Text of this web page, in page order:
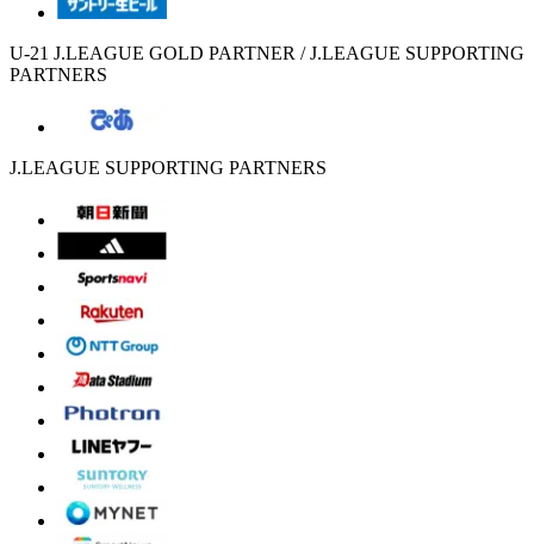
U-21 J.LEAGUE GOLD PARTNER / J.LEAGUE SUPPORTING
PARTNERS
J.LEAGUE SUPPORTING PARTNERS